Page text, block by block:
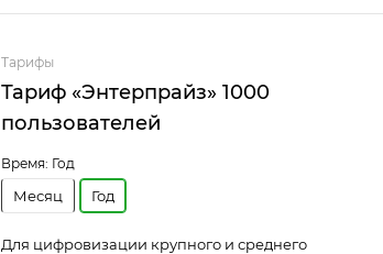
Тарифы
Тариф «Энтерпрайз» 1000
пользователей
Время: Год
Месяц Год
Для цифровизации крупного и среднего